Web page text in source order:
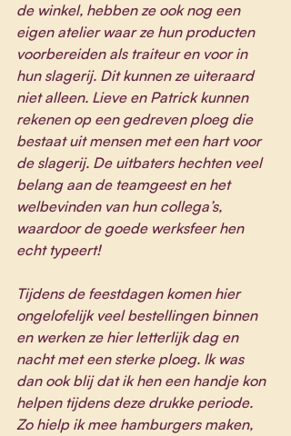
de winkel, hebben ze ook nog een
eigen atelier waar ze hun producten
voorbereiden als traiteur en voor in
hun slagerij. Dit kunnen ze uiteraard
niet alleen. Lieve en Patrick kunnen
rekenen op een gedreven ploeg die
bestaat uit mensen met een hart voor
de slagerij. De uitbaters hechten veel
belang aan de teamgeest en het
welbevinden van hun collega’s,
waardoor de goede werksfeer hen
echt typeert!
Tijdens de feestdagen komen hier
ongelofelijk veel bestellingen binnen
en werken ze hier letterlijk dag en
nacht met een sterke ploeg. Ik was
dan ook blij dat ik hen een handje kon
helpen tijdens deze drukke periode.
Zo hielp ik mee hamburgers maken,